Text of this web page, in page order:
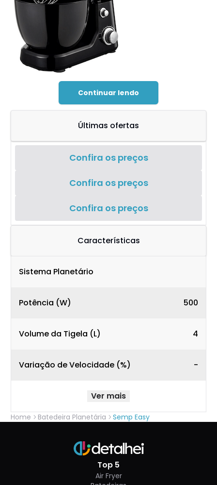
Continuar lendo
Últimas ofertas
Confira os preços
Confira os preços
Confira os preços
Características
Sistema Planetário
Potência (W) 500
Volume da Tigela (L) 4
Variação de Velocidade (%) -
Ver mais
Home Batedeira Planetária Semp Easy
Top 5
Air Fryer